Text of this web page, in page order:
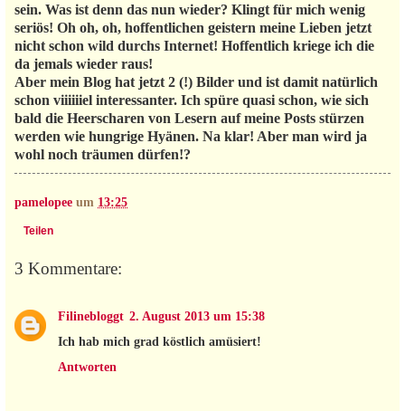
sein. Was ist denn das nun wieder? Klingt für mich wenig
seriös! Oh oh, oh, hoffentlichen geistern meine Lieben jetzt
nicht schon wild durchs Internet! Hoffentlich kriege ich die
da jemals wieder raus!
Aber mein Blog hat jetzt 2 (!) Bilder und ist damit natürlich
schon viiiiiiel interessanter. Ich spüre quasi schon, wie sich
bald die Heerscharen von Lesern auf meine Posts stürzen
werden wie hungrige Hyänen. Na klar! Aber man wird ja
wohl noch träumen dürfen!?
pamelopee um 13:25
Teilen
3 Kommentare:
Filinebloggt 2. August 2013 um 15:38
Ich hab mich grad köstlich amüsiert!
Antworten